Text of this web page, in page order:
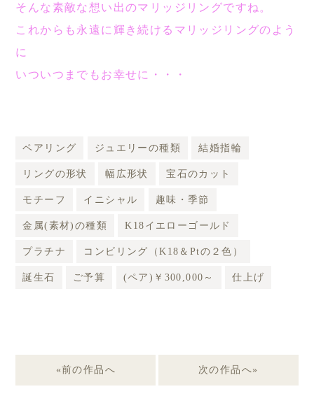
そんな素敵な想い出のマリッジリングですね。
これからも永遠に輝き続けるマリッジリングのよう
に
いついつまでもお幸せに・・・
ペアリング ジュエリーの種類 結婚指輪
リングの形状 幅広形状 宝石のカット
モチーフ イニシャル 趣味・季節
金属(素材)の種類 K18イエローゴールド
プラチナ コンビリング（K18＆Ptの２色）
誕生石 ご予算 (ペア)￥300,000～ 仕上げ
«前の作品へ 次の作品へ»